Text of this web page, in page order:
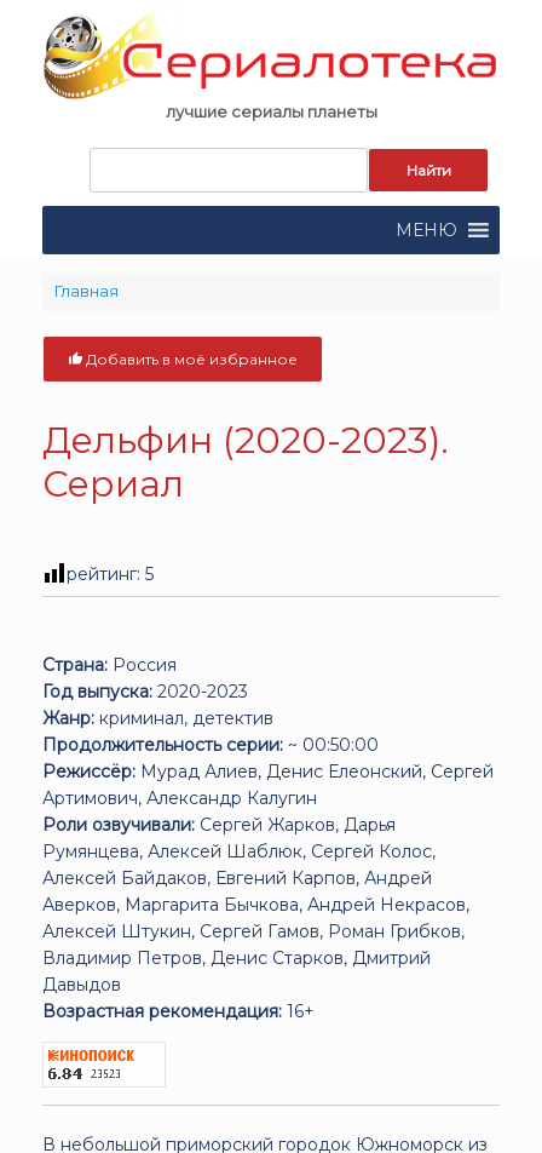
content
лучшие сериалы планеты
поиска:
МЕНЮ
Главная
Добавить в моё избранное
Дельфин (2020-2023).
Сериал
рейтинг: 5
Страна: Россия
Год выпуска: 2020-2023
Жанр: криминал, детектив
Продолжительность серии: ~ 00:50:00
Режиссёр: Мурад Алиев, Денис Елеонский, Сергей
Артимович, Александр Калугин
Роли озвучивали: Сергей Жарков, Дарья
Румянцева, Алексей Шаблюк, Сергей Колос,
Алексей Байдаков, Евгений Карпов, Андрей
Аверков, Маргарита Бычкова, Андрей Некрасов,
Алексей Штукин, Сергей Гамов, Роман Грибков,
Владимир Петров, Денис Старков, Дмитрий
Давыдов
Возрастная рекомендация: 16+
В небольшой приморский городок Южноморск из